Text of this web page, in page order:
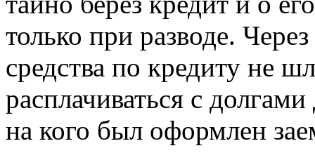
только при разводе.
средства по кредиту не
расплачиваться с
на кого был оформлен